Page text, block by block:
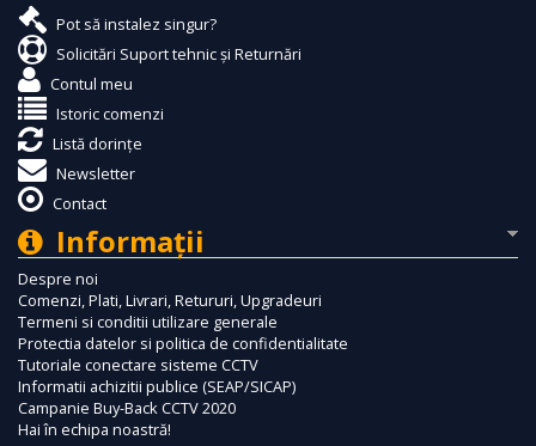
Pot să instalez singur?
Solicitări Suport tehnic și Returnări
Contul meu
Istoric comenzi
Listă dorințe
Newsletter
Contact
Informaţii
Despre noi
Comenzi, Plati, Livrari, Retururi, Upgradeuri
Termeni si conditii utilizare generale
Protectia datelor si politica de confidentialitate
Tutoriale conectare sisteme CCTV
Informatii achizitii publice (SEAP/SICAP)
Campanie Buy-Back CCTV 2020
Hai în echipa noastră!